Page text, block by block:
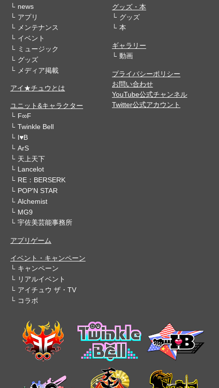
news
アプリ
メンテナンス
イベント
ミュージック
グッズ
メディア掲載
アイ★チュウとは
ユニット&キャラクター
F∞F
Twinkle Bell
I♥B
ArS
天上天下
Lancelot
RE：BERSERK
POP'N STAR
Alchemist
MG9
宇佐美芸能事務所
アプリゲーム
イベント・キャンペーン
キャンペーン
リアルイベント
アイチュウ ザ・TV
コラボ
グッズ・本
グッズ
本
ギャラリー
動画
プライバシーポリシー
お問い合わせ
YouTube公式チャンネル
Twitter公式アカウント